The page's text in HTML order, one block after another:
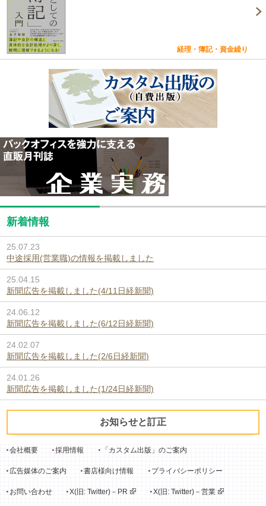
経理・簿記・資金繰り
新着情報
25.07.23
中途採用(営業職)の情報を掲載しました
25.04.15
新聞広告を掲載しました(4/11日経新聞)
24.06.12
新聞広告を掲載しました(6/12日経新聞)
24.02.07
新聞広告を掲載しました(2/6日経新聞)
24.01.26
新聞広告を掲載しました(1/24日経新聞)
お知らせと訂正
会社概要 採用情報 「カスタム出版」のご案内
広告媒体のご案内 書店様向け情報 プライバシーポリシー
お問い合わせ X(旧: Twitter)－PR X(旧: Twitter)－営業